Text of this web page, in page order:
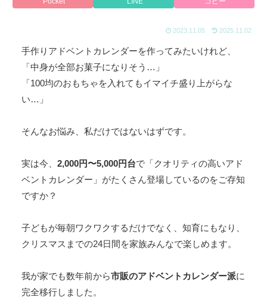
2023.11.05 2025.11.02
手作りアドベントカレンダーを作ってみたいけれど、
「中身が全部お菓子になりそう…」
「100均のおもちゃを入れてもイマイチ盛り上がらな
い…」
そんなお悩み、私だけではないはずです。
実は今、 2,000円〜5,000円台で「クオリティの高いアド
ベントカレンダー」がたくさん登場しているのをご存知
ですか？
子どもが毎朝ワクワクするだけでなく、知育にもなり、
クリスマスまでの24日間を家族みんなで楽しめます。
我が家でも数年前から市販のアドベントカレンダー派に
完全移行しました。